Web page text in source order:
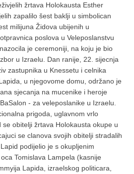
žrtava Holokausta Esther
zapalilo šest baklji u simbolican
milijuna Židova ubijenih u
poslova u Veleposlanstvu
je ceremoniji, na koju je bio
u Izraelu. Dan ranije, 22. sijecnja
zastupnika u Knessetu i celnika
u njegovome domu, održano je
sjecanja na mucenike i heroje
- za veleposlanike u Izraelu.
prigoda, uglavnom vrlo
obitelji žrtava Holokausta okupe u
se clanova svojih obitelji stradalih
podijelio je s okupljenim
Tomislava Lampela (kasnije
Lapida, izraelskog politicara,